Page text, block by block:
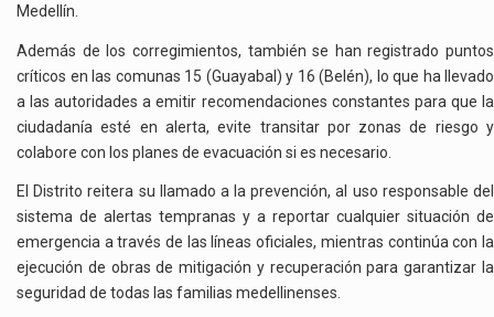
Medellín.
Además de los corregimientos, también se han registrado puntos
críticos en las comunas 15 (Guayabal) y 16 (Belén), lo que ha llevado
a las autoridades a emitir recomendaciones constantes para que la
ciudadanía esté en alerta, evite transitar por zonas de riesgo y
colabore con los planes de evacuación si es necesario.
El Distrito reitera su llamado a la prevención, al uso responsable del
sistema de alertas tempranas y a reportar cualquier situación de
emergencia a través de las líneas oficiales, mientras continúa con la
ejecución de obras de mitigación y recuperación para garantizar la
seguridad de todas las familias medellinenses.